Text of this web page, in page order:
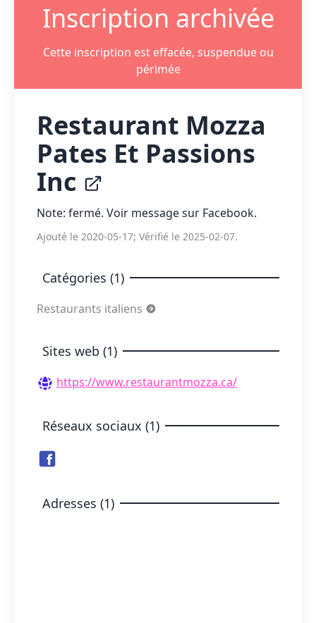
Inscription archivée
Cette inscription est effacée, suspendue ou
périmée
Restaurant Mozza
Pates Et Passions
Inc
Note: fermé. Voir message sur Facebook.
Ajouté le 2020-05-17; Vérifié le 2025-02-07.
Catégories (1)
Restaurants italiens
Sites web (1)
https://www.restaurantmozza.ca/
Réseaux sociaux (1)
Adresses (1)